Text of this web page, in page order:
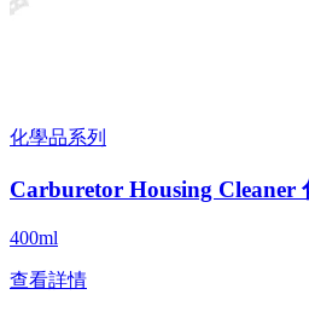
化學品系列
Carburetor Housing Cleaner
400ml
查看詳情